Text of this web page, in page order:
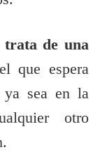
trata de una
que espera
sea en la
otro